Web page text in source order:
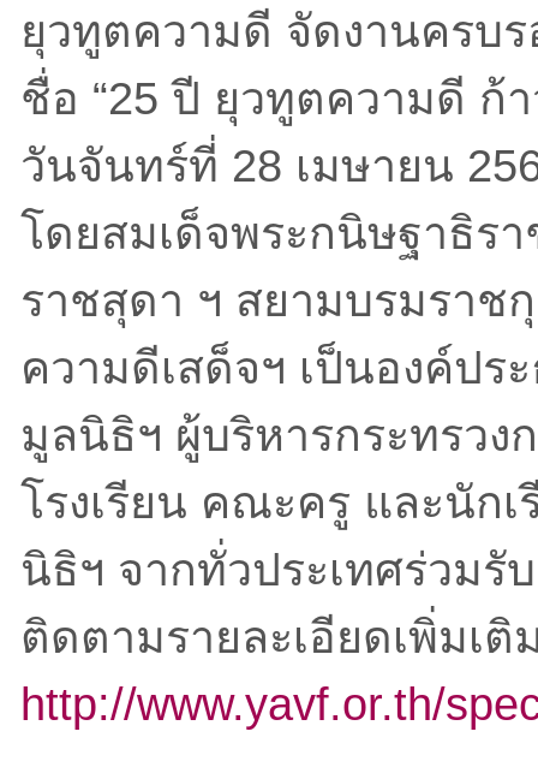
ยุวทูตความดี จัดงานครบ
ชื่อ “25 ปี ยุวทูตความดี ก้
วันจันทร์ที่ 28 เมษายน
โดยสมเด็จพระกนิษฐาธิร
ราชสุดา ฯ สยามบรมรา
ความดีเสด็จฯ เป็นองค์ป
มูลนิธิฯ ผู้บริหารกระทรวง
โรงเรียน คณะครู และนักเ
นิธิฯ จากทั่วประเทศร่วมรั
ติดตามรายละเอียดเพิ่มเ
http://www.yavf.or.th/